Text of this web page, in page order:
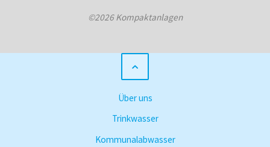
©2026 Kompaktanlagen
Über uns
Trinkwasser
Kommunalabwasser